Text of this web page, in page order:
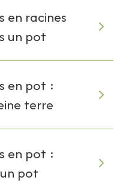
en racines
un pot
en pot :
terre
en pot :
pot